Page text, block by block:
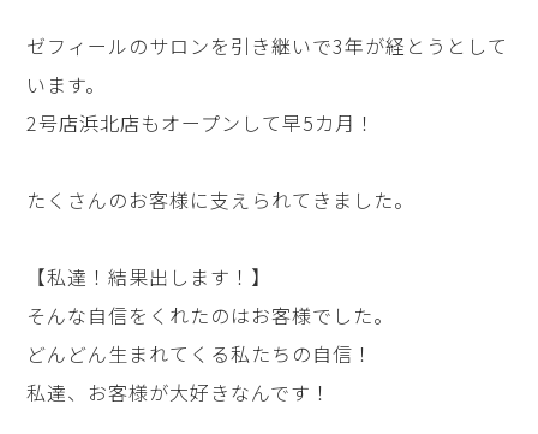
ゼフィールのサロンを引き継いで3年が経とうとして
います。
2号店浜北店もオープンして早5カ月！
たくさんのお客様に支えられてきました。
【私達！結果出します！】
そんな自信をくれたのはお客様でした。
どんどん生まれてくる私たちの自信！
私達、お客様が大好きなんです！